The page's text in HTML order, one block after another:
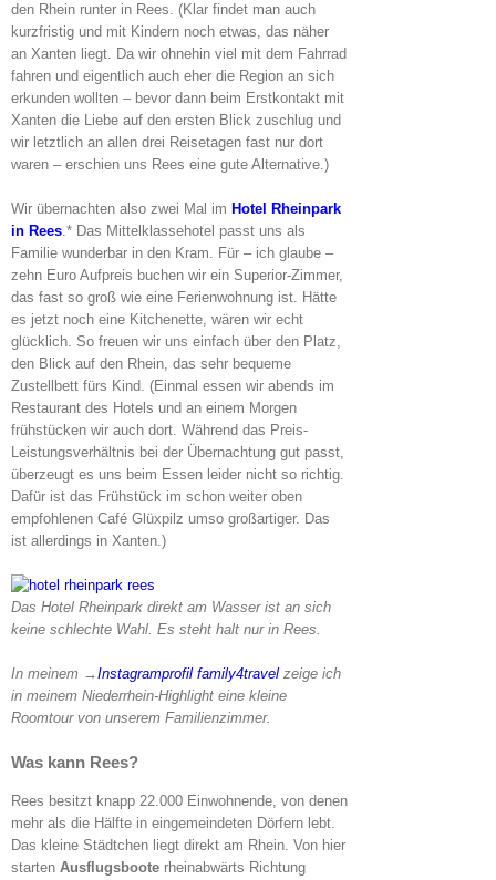
den Rhein runter in Rees. (Klar findet man auch
kurzfristig und mit Kindern noch etwas, das näher
an Xanten liegt. Da wir ohnehin viel mit dem Fahrrad
fahren und eigentlich auch eher die Region an sich
erkunden wollten – bevor dann beim Erstkontakt mit
Xanten die Liebe auf den ersten Blick zuschlug und
wir letztlich an allen drei Reisetagen fast nur dort
waren – erschien uns Rees eine gute Alternative.)
Wir übernachten also zwei Mal im Hotel Rheinpark
in Rees.* Das Mittelklassehotel passt uns als
Familie wunderbar in den Kram. Für – ich glaube –
zehn Euro Aufpreis buchen wir ein Superior-Zimmer,
das fast so groß wie eine Ferienwohnung ist. Hätte
es jetzt noch eine Kitchenette, wären wir echt
glücklich. So freuen wir uns einfach über den Platz,
den Blick auf den Rhein, das sehr bequeme
Zustellbett fürs Kind. (Einmal essen wir abends im
Restaurant des Hotels und an einem Morgen
frühstücken wir auch dort. Während das Preis-
Leistungsverhältnis bei der Übernachtung gut passt,
überzeugt es uns beim Essen leider nicht so richtig.
Dafür ist das Frühstück im schon weiter oben
empfohlenen Café Glüxpilz umso großartiger. Das
ist allerdings in Xanten.)
Das Hotel Rheinpark direkt am Wasser ist an sich
keine schlechte Wahl. Es steht halt nur in Rees.
In meinem →Instagramprofil family4travel zeige ich
in meinem Niederrhein-Highlight eine kleine
Roomtour von unserem Familienzimmer.
Was kann Rees?
Rees besitzt knapp 22.000 Einwohnende, von denen
mehr als die Hälfte in eingemeindeten Dörfern lebt.
Das kleine Städtchen liegt direkt am Rhein. Von hier
starten Ausflugsboote rheinabwärts Richtung